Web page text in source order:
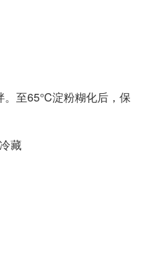
至65°C淀粉糊化后，保
藏